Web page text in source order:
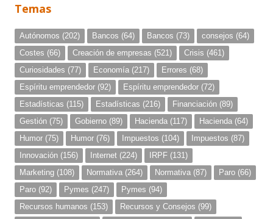
Temas
Autónomos (202) Bancos (64) Bancos (73) consejos (64)
Costes (66) Creación de empresas (521) Crisis (461)
Curiosidades (77) Economía (217) Errores (68)
Espíritu emprendedor (92) Espíritu emprendedor (72)
Estadísticas (115) Estadísticas (216) Financiación (89)
Gestión (75) Gobierno (89) Hacienda (117) Hacienda (64)
Humor (75) Humor (76) Impuestos (104) Impuestos (87)
Innovación (156) Internet (224) IRPF (131)
Marketing (108) Normativa (264) Normativa (87) Paro (66)
Paro (92) Pymes (247) Pymes (94)
Recursos humanos (153) Recursos y Consejos (99)